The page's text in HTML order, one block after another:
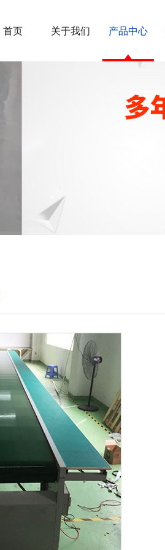
首页 关于我们 产品中心